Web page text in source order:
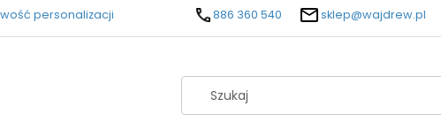
personalizacji 886 360 540 sklep@wajdrew.pl